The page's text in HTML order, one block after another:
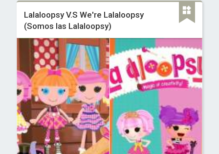
Lalaloopsy V.S We're Lalaloopsy
(Somos las Lalaloopsy)